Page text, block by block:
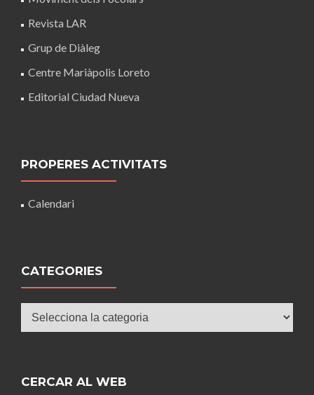
Revista LAR
Grup de Diàleg
Centre Mariàpolis Loreto
Editorial Ciudad Nueva
PROPERES ACTIVITATS
Calendari
CATEGORIES
CERCAR AL WEB